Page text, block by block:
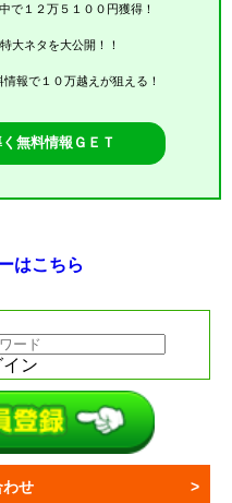
で１２万５１００円獲得！
大ネタを大公開！！
報で１０万越えが狙える！
無料情報ＧＥＴ
はこちら
ン
わせ